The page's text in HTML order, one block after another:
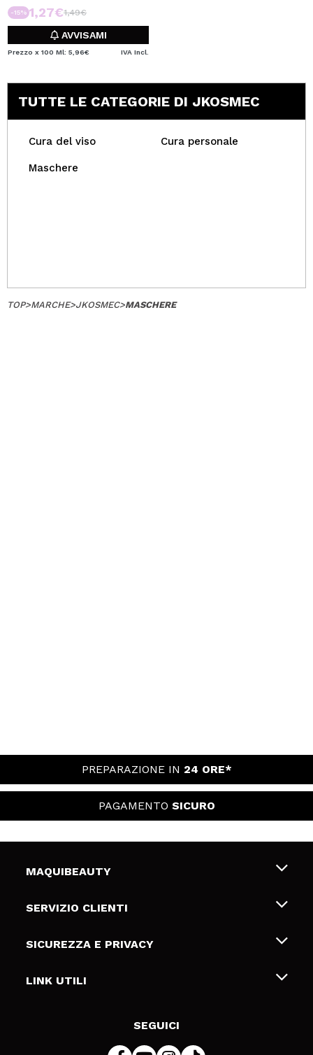
-15% 1,27€1,49€
AVVISAMI
Prezzo x 100 Ml: 5,96€ IVA Incl.
TUTTE LE CATEGORIE DI JKOSMEC
Cura del viso Cura personale
Maschere
TOP>MARCHE>JKOSMEC>MASCHERE
PREPARAZIONE IN 24 ORE*
PAGAMENTO SICURO
MAQUIBEAUTY
Chi siamo
Gift Cards
SERVIZIO CLIENTI
Spedizioni & Resi
Metodi di pagamamento
SICUREZZA E PRIVACY
Termini e condizioni
LINK UTILI
SEGUICI